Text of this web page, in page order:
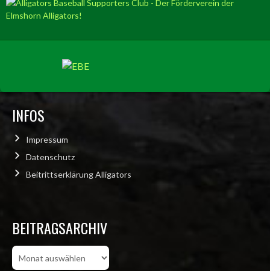
INFOS
Impressum
Datenschutz
Beitrittserklärung Alligators
BEITRAGSARCHIV
Beitragsarchiv